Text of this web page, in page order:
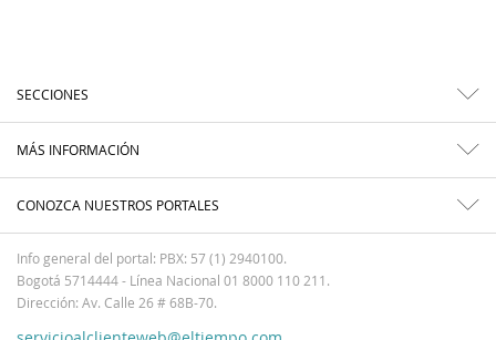
SECCIONES
MÁS INFORMACIÓN
CONOZCA NUESTROS PORTALES
Info general del portal: PBX: 57 (1) 2940100.
Bogotá 5714444 - Línea Nacional 01 8000 110 211.
Dirección: Av. Calle 26 # 68B-70.